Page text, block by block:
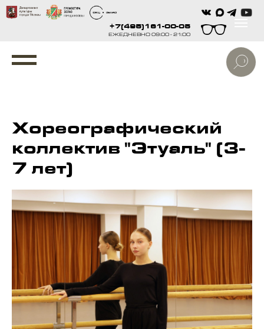
+7(495)161-00-05
ЕЖЕДНЕВНО 09:00 - 21:00
Хореографический
коллектив "Этуаль" (3-
7 лет)